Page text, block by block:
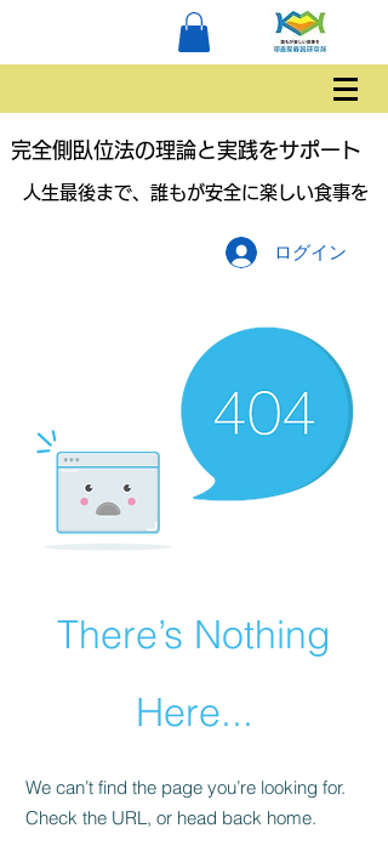
完全側臥位法の理論と実践をサポート
人生最後まで、誰もが安全に楽しい食事を
ログイン
There’s Nothing
Here...
We can’t find the page you’re looking for.
Check the URL, or head back home.